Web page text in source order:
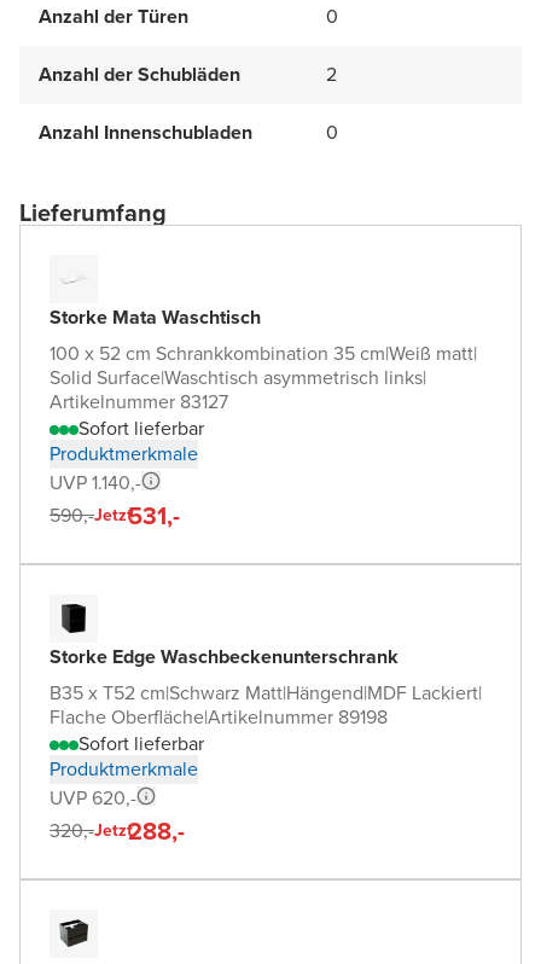
Anzahl der Türen 0
Anzahl der Schubläden 2
Anzahl Innenschubladen 0
Lieferumfang
Storke Mata Waschtisch
100 x 52 cm Schrankkombination 35 cm|Weiß matt|
Solid Surface|Waschtisch asymmetrisch links|
Artikelnummer 83127
Sofort lieferbar
Produktmerkmale
UVP 1.140,-
590,-Jetzt531,-
Storke Edge Waschbeckenunterschrank
B35 x T52 cm|Schwarz Matt|Hängend|MDF Lackiert|
Flache Oberfläche|Artikelnummer 89198
Sofort lieferbar
Produktmerkmale
UVP 620,-
320,-Jetzt288,-